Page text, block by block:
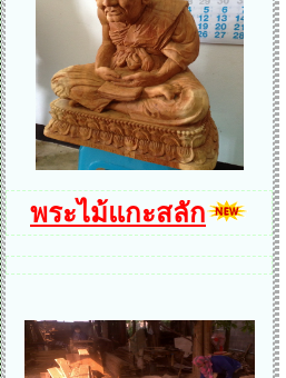
พระไม้แกะสลัก